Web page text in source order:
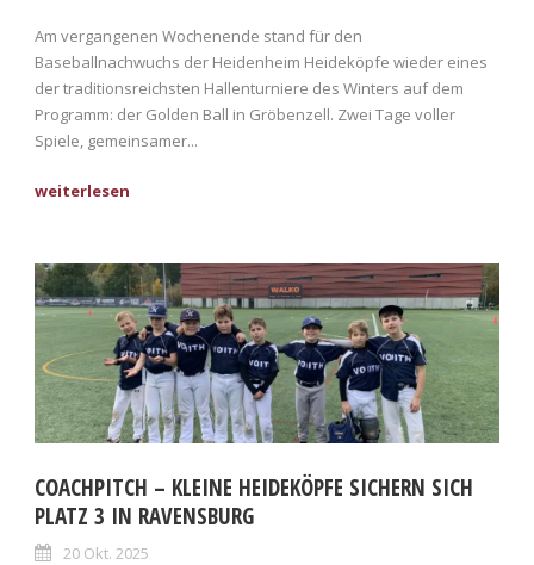
Am vergangenen Wochenende stand für den
Baseballnachwuchs der Heidenheim Heideköpfe wieder eines
der traditionsreichsten Hallenturniere des Winters auf dem
Programm: der Golden Ball in Gröbenzell. Zwei Tage voller
Spiele, gemeinsamer...
COACHPITCH – KLEINE HEIDEKÖPFE SICHERN SICH
PLATZ 3 IN RAVENSBURG
20 Okt. 2025